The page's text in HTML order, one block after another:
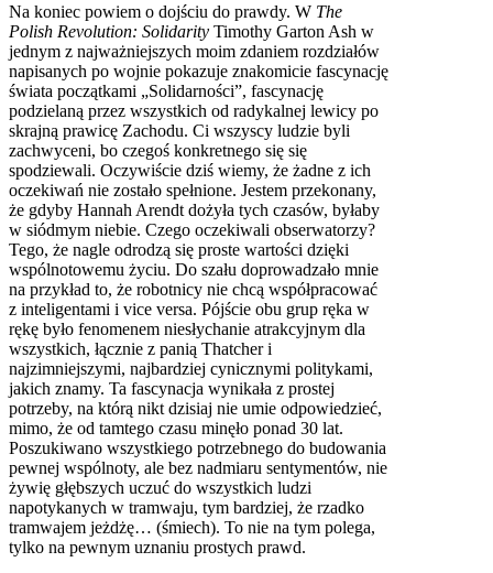
Na koniec powiem o dojściu do prawdy. W The
Polish Revolution: Solidarity Timothy Garton Ash w
jednym z najważniejszych moim zdaniem rozdziałów
napisanych po wojnie pokazuje znakomicie fascynację
świata początkami „Solidarności”, fascynację
podzielaną przez wszystkich od radykalnej lewicy po
skrajną prawicę Zachodu. Ci wszyscy ludzie byli
zachwyceni, bo czegoś konkretnego się się
spodziewali. Oczywiście dziś wiemy, że żadne z ich
oczekiwań nie zostało spełnione. Jestem przekonany,
że gdyby Hannah Arendt dożyła tych czasów, byłaby
w siódmym niebie. Czego oczekiwali obserwatorzy?
Tego, że nagle odrodzą się proste wartości dzięki
wspólnotowemu życiu. Do szału doprowadzało mnie
na przykład to, że robotnicy nie chcą współpracować
z inteligentami i vice versa. Pójście obu grup ręka w
rękę było fenomenem niesłychanie atrakcyjnym dla
wszystkich, łącznie z panią Thatcher i
najzimniejszymi, najbardziej cynicznymi politykami,
jakich znamy. Ta fascynacja wynikała z prostej
potrzeby, na którą nikt dzisiaj nie umie odpowiedzieć,
mimo, że od tamtego czasu minęło ponad 30 lat.
Poszukiwano wszystkiego potrzebnego do budowania
pewnej wspólnoty, ale bez nadmiaru sentymentów, nie
żywię głębszych uczuć do wszystkich ludzi
napotykanych w tramwaju, tym bardziej, że rzadko
tramwajem jeżdżę… (śmiech). To nie na tym polega,
tylko na pewnym uznaniu prostych prawd.